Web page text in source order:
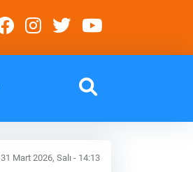
31 Mart 2026, Salı - 14:13